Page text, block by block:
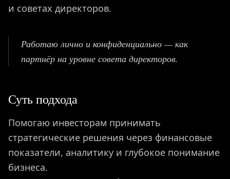
ГЛАВНАЯ
О ПРОЕКТЕ
и советах директоров.
Работаю лично и конфиденциально — как
партнёр на уровне совета директоров.
Суть подхода
Помогаю инвесторам принимать
стратегические решения через финансовые
показатели, аналитику и глубокое понимание
бизнеса.